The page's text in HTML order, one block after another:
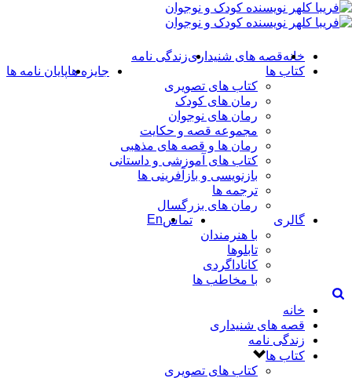
خانهقصه های شنیداریزندگی نامه
کتاب ها
کتاب های تصویری
رمان های کودک
رمان های نوجوان
مجموعه قصه و حکایت
رمان ها و قصه های مذهبی
کتاب های آموزشی و داستانی
بازنویسی و بازآفرینی ها
ترجمه ها
رمان های بزرگسال
جایزه هاپایان نامه ها
گالری
با هنرمندان
تابلوها
کاناداگردی
با مخاطب ها
تماسEn
خانه
قصه های شنیداری
زندگی نامه
کتاب ها
کتاب های تصویری